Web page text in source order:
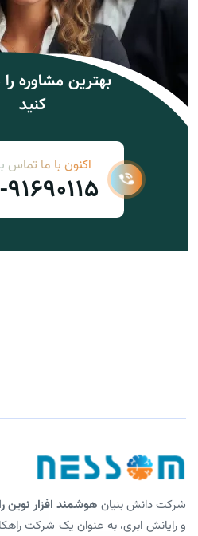
بهترین مشاوره
کنید
اکنون با ما تماس
91690115
شرکت دانش بنیان هوشمند افزار نوین